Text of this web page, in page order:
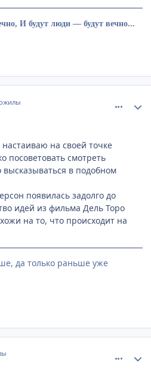
И будут люди — будут вечно...
на своей точке
посоветовать смотреть
высказываться в подобном
появилась задолго до
идей из фильма Дель Торо
на то, что происходит на
да только раньше уже